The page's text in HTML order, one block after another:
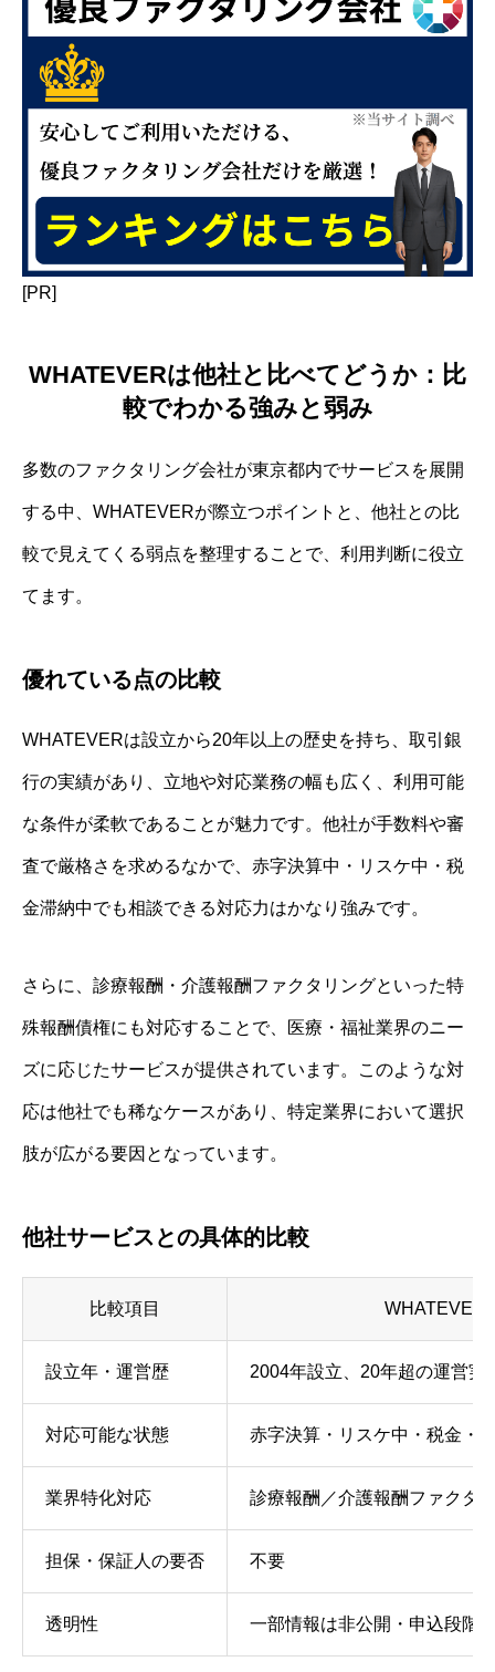
[PR]
WHATEVERは他社と比べてどうか：比
較でわかる強みと弱み
多数のファクタリング会社が東京都内でサービスを展開
する中、WHATEVERが際立つポイントと、他社との比
較で見えてくる弱点を整理することで、利用判断に役立
てます。
優れている点の比較
WHATEVERは設立から20年以上の歴史を持ち、取引銀
行の実績があり、立地や対応業務の幅も広く、利用可能
な条件が柔軟であることが魅力です。他社が手数料や審
査で厳格さを求めるなかで、赤字決算中・リスケ中・税
金滞納中でも相談できる対応力はかなり強みです。
さらに、診療報酬・介護報酬ファクタリングといった特
殊報酬債権にも対応することで、医療・福祉業界のニー
ズに応じたサービスが提供されています。このような対
応は他社でも稀なケースがあり、特定業界において選択
肢が広がる要因となっています。
他社サービスとの具体的比較
比較項目 WHATEVER
設立年・運営歴 2004年設立、20年超の運営実
対応可能な状態 赤字決算・リスケ中・税金・
業界特化対応 診療報酬／介護報酬ファクタ
担保・保証人の要否 不要
透明性 一部情報は非公開・申込段階